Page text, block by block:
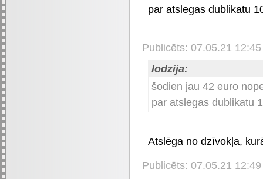
par atslegas dublikatu
Publicēts: 07.05.21 12:45
lodzija:
šodien jau 42 euro
par atslegas dublikatu
Atslēga no dzīvokļa,
Publicēts: 07.05.21 12:49